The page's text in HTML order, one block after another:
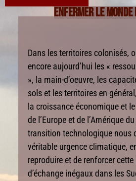
ENFERMER LE
Dans les territoires colonisés,
encore aujourd’hui les «
», la main-d’oeuvre, les
sols et les territoires en
la croissance économique et
de l’Europe et de l’Amérique
transition technologique nous
véritable urgence climatique,
reproduire et de renforcer
d’échange inégaux dans les